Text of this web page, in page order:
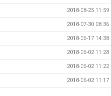
2018-08-25 11:59
2018-07-30 08:36
2018-06-17 14:38
2018-06-02 11:28
2018-06-02 11:22
2018-06-02 11:17